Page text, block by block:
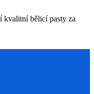
kvalitní bělicí pasty za